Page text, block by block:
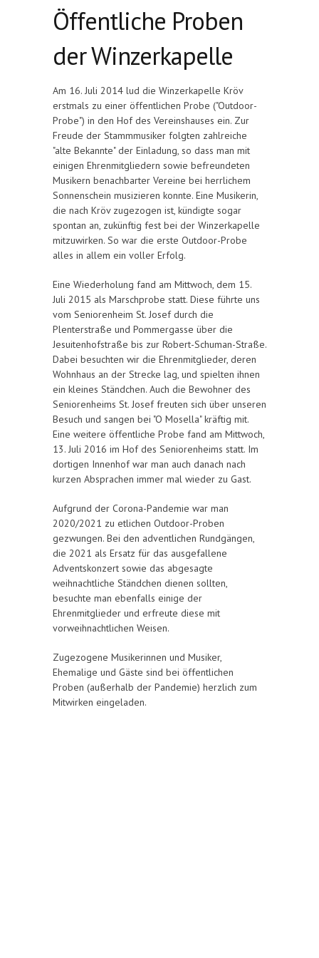
Öffentliche Proben
der Winzerkapelle
Am 16. Juli 2014 lud die Winzerkapelle Kröv
erstmals zu einer öffentlichen Probe ("Outdoor-
Probe") in den Hof des Vereinshauses ein. Zur
Freude der Stammmusiker folgten zahlreiche
"alte Bekannte" der Einladung, so dass man mit
einigen Ehrenmitgliedern sowie befreundeten
Musikern benachbarter Vereine bei herrlichem
Sonnenschein musizieren konnte. Eine Musikerin,
die nach Kröv zugezogen ist, kündigte sogar
spontan an, zukünftig fest bei der Winzerkapelle
mitzuwirken. So war die erste Outdoor-Probe
alles in allem ein voller Erfolg.
Eine Wiederholung fand am Mittwoch, dem 15.
Juli 2015 als Marschprobe statt. Diese führte uns
vom Seniorenheim St. Josef durch die
Plenterstraße und Pommergasse über die
Jesuitenhofstraße bis zur Robert-Schuman-Straße.
Dabei besuchten wir die Ehrenmitglieder, deren
Wohnhaus an der Strecke lag, und spielten ihnen
ein kleines Ständchen. Auch die Bewohner des
Seniorenheims St. Josef freuten sich über unseren
Besuch und sangen bei "O Mosella" kräftig mit.
Eine weitere öffentliche Probe fand am Mittwoch,
13. Juli 2016 im Hof des Seniorenheims statt. Im
dortigen Innenhof war man auch danach nach
kurzen Absprachen immer mal wieder zu Gast.
Aufgrund der Corona-Pandemie war man
2020/2021 zu etlichen Outdoor-Proben
gezwungen. Bei den adventlichen Rundgängen,
die 2021 als Ersatz für das ausgefallene
Adventskonzert sowie das abgesagte
weihnachtliche Ständchen dienen sollten,
besuchte man ebenfalls einige der
Ehrenmitglieder und erfreute diese mit
vorweihnachtlichen Weisen.
Zugezogene Musikerinnen und Musiker,
Ehemalige und Gäste sind bei öffentlichen
Proben (außerhalb der Pandemie) herzlich zum
Mitwirken eingeladen.